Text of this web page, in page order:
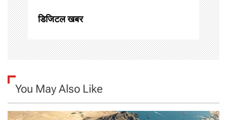
n
डिजिटल खबर
You May Also Like